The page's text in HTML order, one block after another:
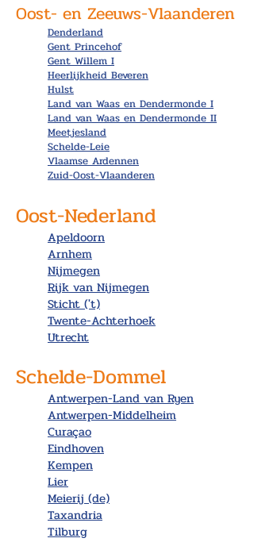
Oost- en Zeeuws-Vlaanderen
Denderland
Gent Princehof
Gent Willem I
Heerlijkheid Beveren
Hulst
Land van Waas en Dendermonde I
Land van Waas en Dendermonde II
Meetjesland
Schelde-Leie
Vlaamse Ardennen
Zuid-Oost-Vlaanderen
Oost-Nederland
Apeldoorn
Arnhem
Nijmegen
Rijk van Nijmegen
Sticht ('t)
Twente-Achterhoek
Utrecht
Schelde-Dommel
Antwerpen-Land van Ryen
Antwerpen-Middelheim
Curaçao
Eindhoven
Kempen
Lier
Meierij (de)
Taxandria
Tilburg